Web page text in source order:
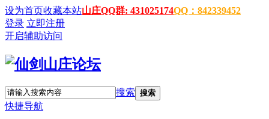
设为首页收藏本站山庄QQ群: 431025174QQ：842339452
登录 立即注册
开启辅助访问
搜索 搜索
快捷导航